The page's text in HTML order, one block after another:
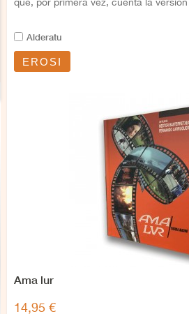
Alderatu
EROSI
Ama lur
14,95 €